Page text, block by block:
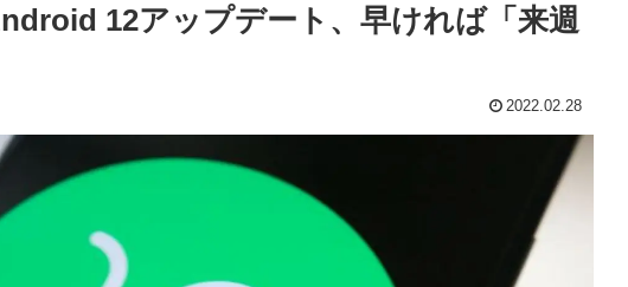
12アップデート、早ければ「来週
2022.02.28